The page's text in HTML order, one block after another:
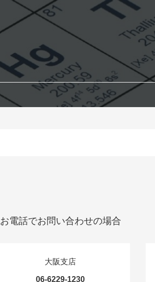
お電話でお問い合わせの場合
大阪支店
06-6229-1230